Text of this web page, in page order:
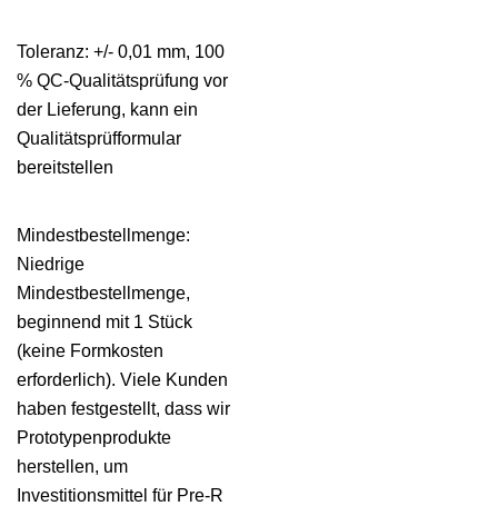
Toleranz: +/- 0,01 mm, 100
% QC-Qualitätsprüfung vor
der Lieferung, kann ein
Qualitätsprüfformular
bereitstellen
Mindestbestellmenge:
Niedrige
Mindestbestellmenge,
beginnend mit 1 Stück
(keine Formkosten
erforderlich). Viele Kunden
haben festgestellt, dass wir
Prototypenprodukte
herstellen, um
Investitionsmittel für Pre-R